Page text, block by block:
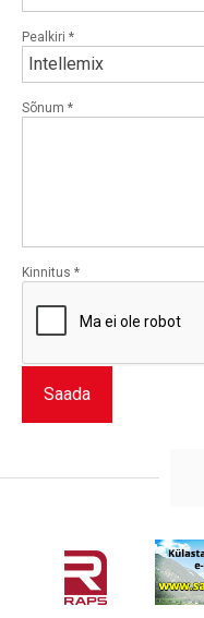
Pealkiri *
Sõnum *
Kinnitus *
Saada